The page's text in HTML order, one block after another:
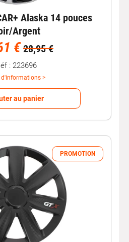
Alaska 14 pouces
Argent
€ 28,95 €
: 223696
d'informations >
au panier
PROMOTION